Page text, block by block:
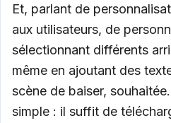
Et, parlant de
aux utilisateurs, de
sélectionnant différents
même en ajoutant des
scène de baiser,
simple : il suffit de